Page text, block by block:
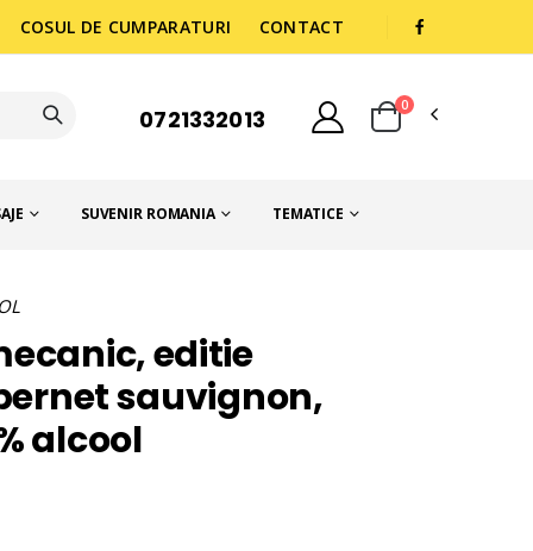
COSUL DE CUMPARATURI CONTACT
0721332013
0
SUVENIR ROMANIA TEMATICE
editie
sauvignon,
alcool